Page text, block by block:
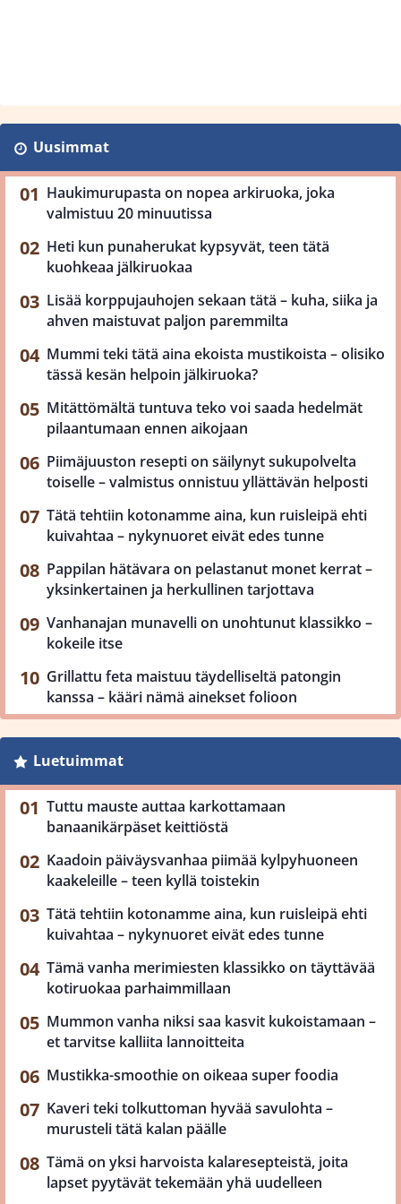
Uusimmat
Haukimurupasta on nopea arkiruoka, joka
valmistuu 20 minuutissa
Heti kun punaherukat kypsyvät, teen tätä
kuohkeaa jälkiruokaa
Lisää korppujauhojen sekaan tätä – kuha, siika ja
ahven maistuvat paljon paremmilta
Mummi teki tätä aina ekoista mustikoista – olisiko
tässä kesän helpoin jälkiruoka?
Mitättömältä tuntuva teko voi saada hedelmät
pilaantumaan ennen aikojaan
Piimäjuuston resepti on säilynyt sukupolvelta
toiselle – valmistus onnistuu yllättävän helposti
Tätä tehtiin kotonamme aina, kun ruisleipä ehti
kuivahtaa – nykynuoret eivät edes tunne
Pappilan hätävara on pelastanut monet kerrat –
yksinkertainen ja herkullinen tarjottava
Vanhanajan munavelli on unohtunut klassikko –
kokeile itse
Grillattu feta maistuu täydelliseltä patongin
kanssa – kääri nämä ainekset folioon
Luetuimmat
Tuttu mauste auttaa karkottamaan
banaanikärpäset keittiöstä
Kaadoin päiväysvanhaa piimää kylpyhuoneen
kaakeleille – teen kyllä toistekin
Tätä tehtiin kotonamme aina, kun ruisleipä ehti
kuivahtaa – nykynuoret eivät edes tunne
Tämä vanha merimiesten klassikko on täyttävää
kotiruokaa parhaimmillaan
Mummon vanha niksi saa kasvit kukoistamaan –
et tarvitse kalliita lannoitteita
Mustikka-smoothie on oikeaa super foodia
Kaveri teki tolkuttoman hyvää savulohta –
murusteli tätä kalan päälle
Tämä on yksi harvoista kalaresepteistä, joita
lapset pyytävät tekemään yhä uudelleen